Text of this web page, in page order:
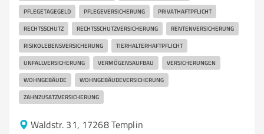
PFLEGETAGEGELD PFLEGEVERSICHERUNG PRIVATHAFTPFLICHT
RECHTSSCHUTZ RECHTSSCHUTZVERSICHERUNG RENTENVERSICHERUNG
RISIKOLEBENSVERSICHERUNG TIERHALTERHAFTPFLICHT
UNFALLVERSICHERUNG VERMÖGENSAUFBAU VERSICHERUNGEN
WOHNGEBÄUDE WOHNGEBÄUDEVERSICHERUNG
ZAHNZUSATZVERSICHERUNG
Waldstr. 31, 17268 Templin